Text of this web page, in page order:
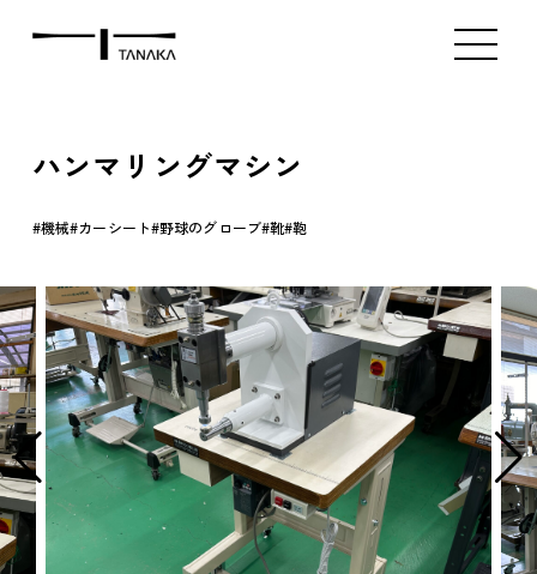
ミシン販売（中古）
アタッチメント
ハンマリングマシン
機械 カーシート 野球のグローブ 靴 鞄